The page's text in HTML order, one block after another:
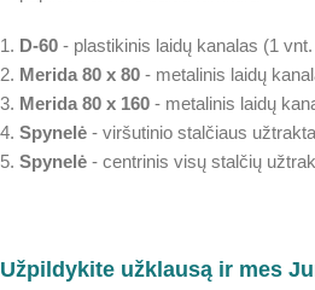
1. D-60 - plastikinis laidų kanalas (1
2. Merida 80 x 80 - metalinis laidų
3. Merida 80 x 160 - metalinis laidų
4. Spynelė - viršutinio stalčiaus
5. Spynelė - centrinis visų stalčių
Užpildykite užklausą ir mes